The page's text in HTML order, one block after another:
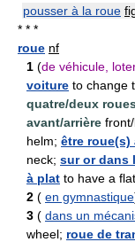
pousser à la roue
* * *
roue nf
1 (de véhicule,
voiture to change
quatre/deux roues
avant/arrière
helm; être roue(s)
neck; sur or dans
à plat to have a
2 ( en gymnastique
3 ( dans un
wheel; roue de